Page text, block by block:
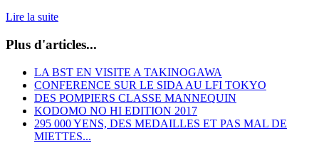
Lire la suite
Plus d'articles...
LA BST EN VISITE A TAKINOGAWA
CONFERENCE SUR LE SIDA AU LFI TOKYO
DES POMPIERS CLASSE MANNEQUIN
KODOMO NO HI EDITION 2017
295 000 YENS, DES MEDAILLES ET PAS MAL DE
MIETTES...